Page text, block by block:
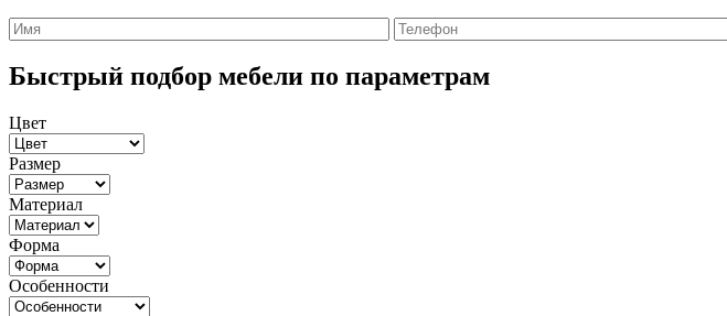
Быстрый подбор мебели по параметрам
Цвет
Размер
Материал
Форма
Особенности